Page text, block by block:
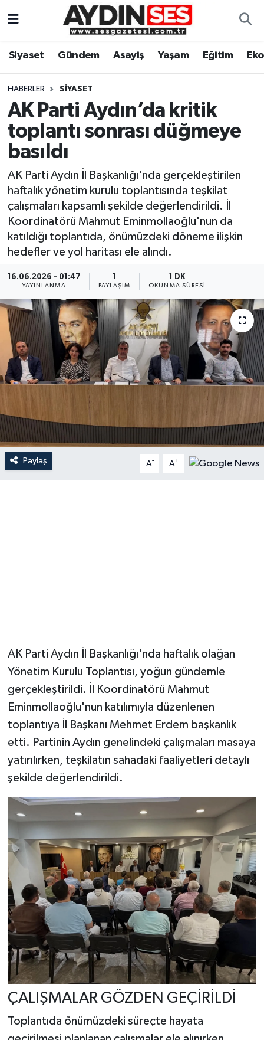
Siyaset Gündem Asayiş Yaşam Eğitim
HABERLER SIYASET
AK Parti Aydın’da kritik
toplantı sonrası düğmeye
basıldı
AK Parti Aydın İl Başkanlığı'nda gerçekleştirilen
haftalık yönetim kurulu toplantısında teşkilat
çalışmaları kapsamlı şekilde değerlendirildi. İl
Koordinatörü Mahmut Eminmollaoğlu'nun da
katıldığı toplantıda, önümüzdeki döneme ilişkin
hedefler ve yol haritası ele alındı.
16.06.2026 - 01:47
YAYINLANMA PAYLAŞIM
1 DK
OKUNMA SÜRESI
Paylaş A- A+
AK Parti Aydın İl Başkanlığı'nda haftalık olağan
Yönetim Kurulu Toplantısı, yoğun gündemle
gerçekleştirildi. İl Koordinatörü Mahmut
Eminmollaoğlu'nun katılımıyla düzenlenen
toplantıya İl Başkanı Mehmet Erdem başkanlık
etti. Partinin Aydın genelindeki çalışmaları masaya
yatırılırken, teşkilatın sahadaki faaliyetleri detaylı
şekilde değerlendirildi.
ÇALIŞMALAR GÖZDEN GEÇİRİLDİ
Toplantıda önümüzdeki süreçte hayata
Gündem
Siyaset
Ekonomi
Eğitim
Kültür Sanat
Spor
Aydın Hava Durumu
Aydin Namaz Vakitleri
Aydın Trafik Yoğunluk Haritası
Tüm Manşetler
Son Dakika Haberleri
Haber Arşivi